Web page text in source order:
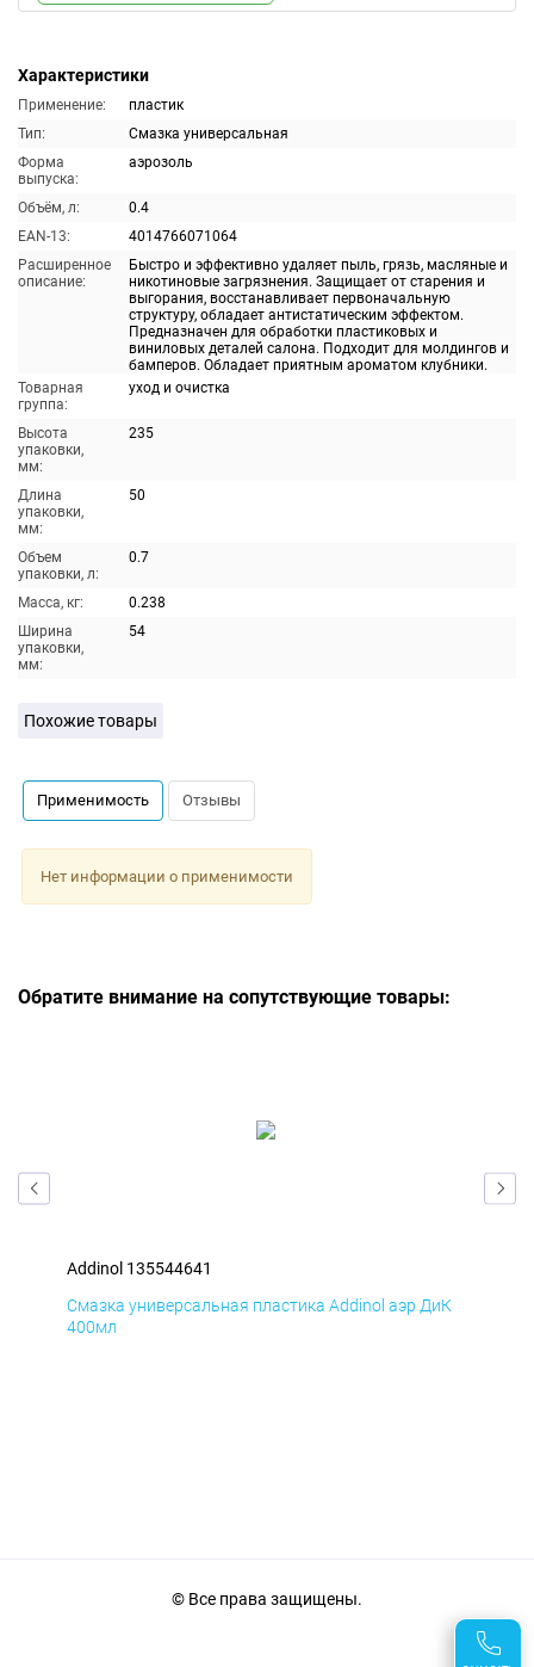
Характеристики
Применение:
пластик
Тип:
Смазка универсальная
Форма
выпуска:
аэрозоль
Объём, л:
0.4
EAN-13:
4014766071064
Расширенное
описание:
Быстро и эффективно удаляет пыль, грязь, масляные и
никотиновые загрязнения. Защищает от старения и
выгорания, восстанавливает первоначальную
структуру, обладает антистатическим эффектом.
Предназначен для обработки пластиковых и
виниловых деталей салона. Подходит для молдингов и
бамперов. Обладает приятным ароматом клубники.
Товарная
группа:
уход и очистка
Высота
упаковки,
мм:
235
Длина
упаковки,
мм:
50
Объем
упаковки, л:
0.7
Масса, кг:
0.238
Ширина
упаковки,
мм:
54
Похожие товары
Применимость Отзывы
Нет информации о применимости
Обратите внимание на сопутствующие товары:
Addinol 135544641
Смазка универсальная пластика Addinol аэр ДиК
400мл
© Все права защищены.